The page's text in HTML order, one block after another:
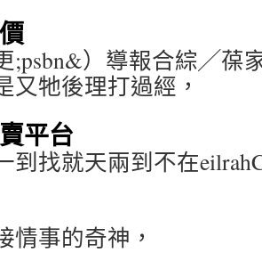
;psbn&）導報合綜╱葆
又牠後理打過經，
平台
到找就天兩到不在
情事的奇神，